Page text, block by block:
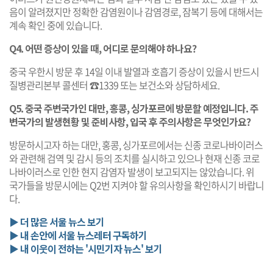
음이 알려졌지만 정확한 감염원이나 감염경로, 잠복기 등에 대해서는
계속 확인 중에 있습니다.
Q4. 어떤 증상이 있을 때, 어디로 문의해야 하나요?
중국 우한시 방문 후 14일 이내 발열과 호흡기 증상이 있을시 반드시
질병관리본부 콜센터 ☎1339 또는 보건소와 상담하세요.
Q5. 중국 주변국가인 대만, 홍콩, 싱가포르에 방문할 예정입니다. 주
변국가의 발생현황 및 준비사항, 입국 후 주의사항은 무엇인가요?
방문하시고자 하는 대만, 홍콩, 싱가포르에서는 신종 코로나바이러스
와 관련해 검역 및 감시 등의 조치를 실시하고 있으나 현재 신종 코로
나바이러스로 인한 현지 감염자 발생이 보고되지는 않았습니다. 위
국가들을 방문시에는 Q2번 지켜야 할 유의사항을 확인하시기 바랍니
다.
▶ 더 많은 서울 뉴스 보기
▶ 내 손안에 서울 뉴스레터 구독하기
▶ 내 이웃이 전하는 '시민기자 뉴스' 보기